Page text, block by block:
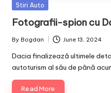
Posted
Stiri Auto
Fotografii-spion cu
Posted
by
By Bogdan June 13, 2024
Dacia finalizează ultimele
autoturism al său de până
Read More